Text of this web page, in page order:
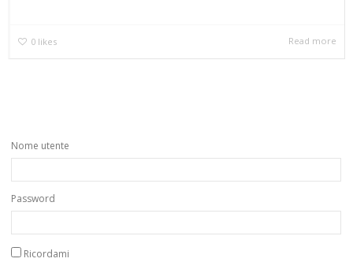
0 likes Read more
Nome utente
Password
Ricordami